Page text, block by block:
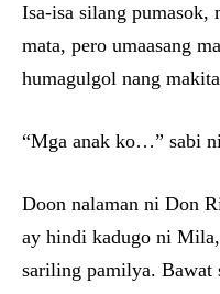
Isa-isa silang pumasok,
mata, pero umaasang
humagulgol nang
“Mga anak ko…” sabi
Doon nalaman ni Don
ay hindi kadugo ni
sariling pamilya. Bawat